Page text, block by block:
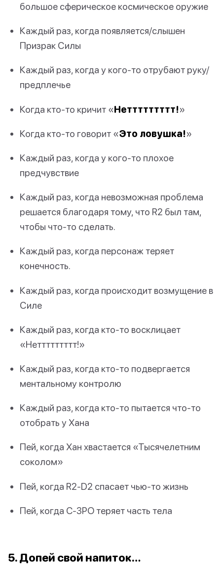
большое сферическое космическое оружие
Каждый раз, когда появляется/слышен
Призрак Силы
Каждый раз, когда у кого-то отрубают руку/
предплечье
Когда кто-то кричит «Неттттттттт!»
Когда кто-то говорит «Это ловушка!»
Каждый раз, когда у кого-то плохое
предчувствие
Каждый раз, когда невозможная проблема
решается благодаря тому, что R2 был там,
чтобы что-то сделать.
Каждый раз, когда персонаж теряет
конечность.
Каждый раз, когда происходит возмущение в
Силе
Каждый раз, когда кто-то восклицает
«Неттттттттт!»
Каждый раз, когда кто-то подвергается
ментальному контролю
Каждый раз, когда кто-то пытается что-то
отобрать у Хана
Пей, когда Хан хвастается «Тысячелетним
соколом»
Пей, когда R2-D2 спасает чью-то жизнь
Пей, когда C-3PO теряет часть тела
5. Допей свой напиток…